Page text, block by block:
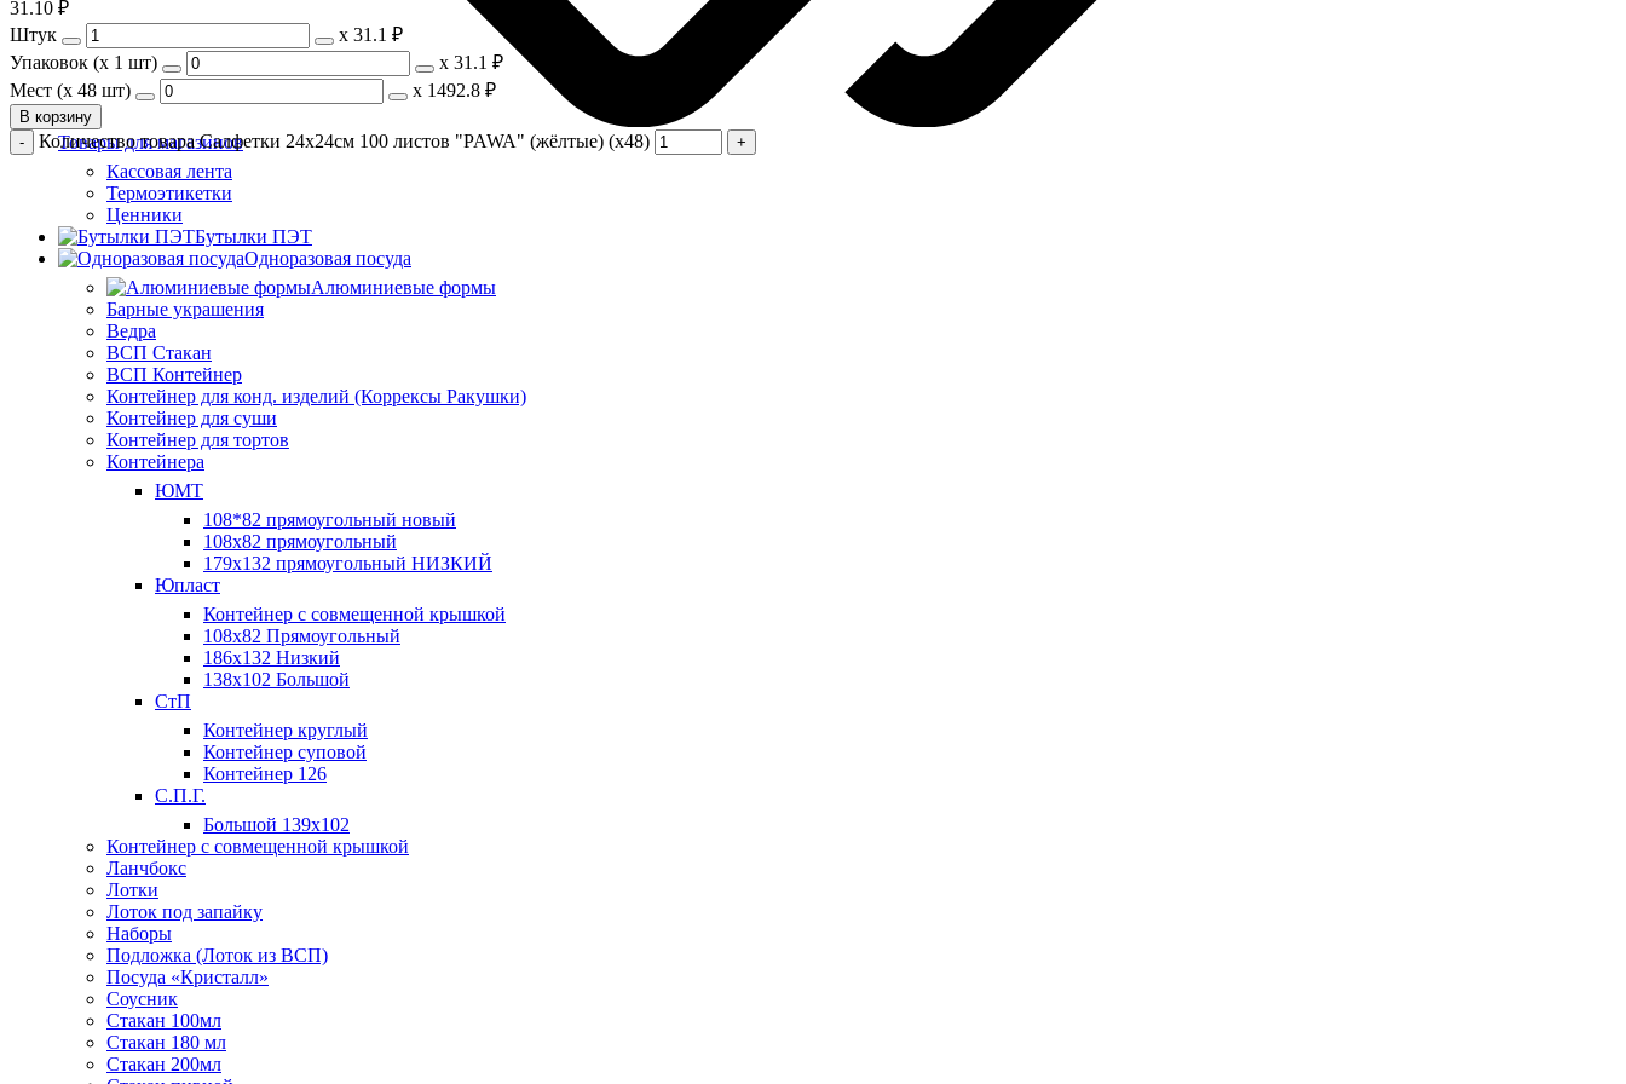
Товары для магазинов
Кассовая лента
Термоэтикетки
Ценники
Бутылки ПЭТ
Одноразовая посуда
Алюминиевые формы
Барные украшения
Ведра
ВСП Стакан
ВСП Контейнер
Контейнер для конд. изделий (Коррексы Ракушки)
Контейнер для суши
Контейнер для тортов
Контейнера
ЮМТ
108*82 прямоугольный новый
108х82 прямоугольный
179х132 прямоугольный НИЗКИЙ
Юпласт
Контейнер с совмещенной крышкой
108х82 Прямоугольный
186х132 Низкий
138х102 Большой
СтП
Контейнер круглый
Контейнер суповой
Контейнер 126
С.П.Г.
Большой 139х102
Контейнер с совмещенной крышкой
Ланчбокс
Лотки
Лоток под запайку
Наборы
Подложка (Лоток из ВСП)
Посуда «Кристалл»
Соусник
Стакан 100мл
Стакан 180 мл
Стакан 200мл
31.10 ₽
Штук
х 31.1 ₽
Упаковок (x 1 шт)
х 31.1 ₽
Мест (x 48 шт)
х 1492.8 ₽
В корзину
Количество товара Салфетки 24х24см 100 листов "PAWA" (жёлтые) (х48)